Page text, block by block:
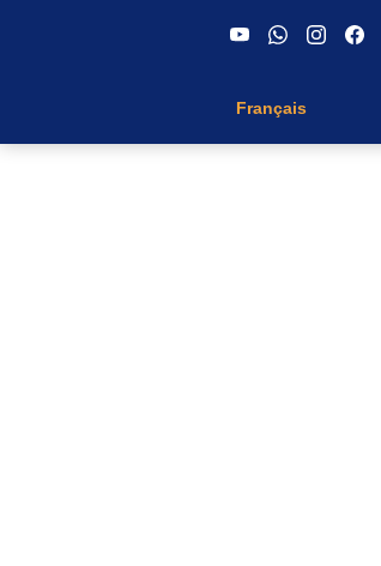
Français